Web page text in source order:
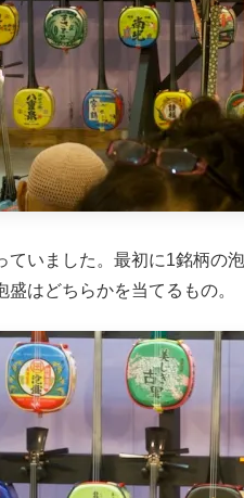
ていました。最初に1銘柄の
はどちらかを当てるもの。